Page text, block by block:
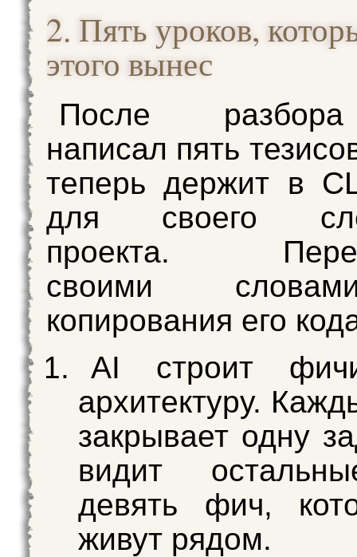
2. Пять уроков,
этого вынес
После
написал пять
теперь держит в
для своего
проекта.
своими
копирования его
AI строит
архитектуру.
закрывает одну
видит
девять фич,
живут рядом.